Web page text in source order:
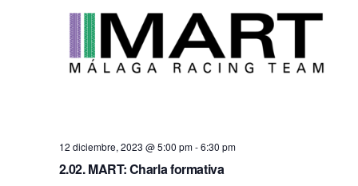
2.02. MART: Charla formativa
12 diciembre, 2023 @ 5:00 pm-6:30 pm